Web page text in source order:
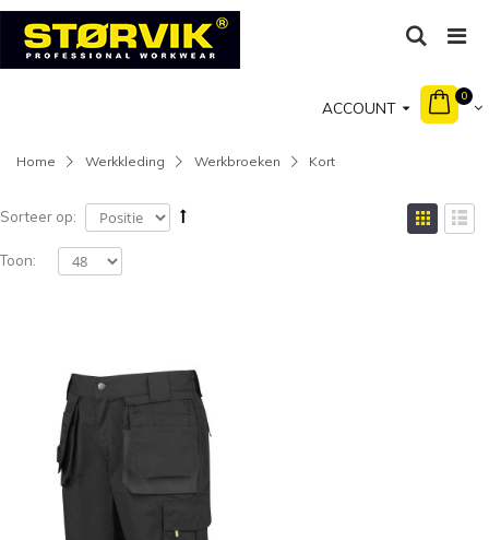
ACCOUNT
0
Home Werkkleding Werkbroeken Kort
Sorteer op:
Toon: